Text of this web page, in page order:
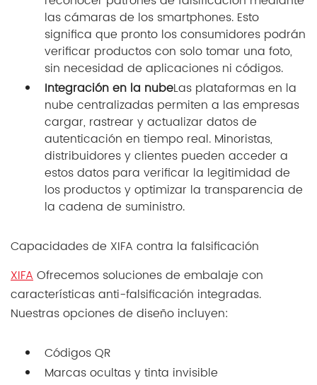
las cámaras de los smartphones. Esto
significa que pronto los consumidores podrán
verificar productos con solo tomar una foto,
sin necesidad de aplicaciones ni códigos.
Integración en la nubeLas plataformas en la
nube centralizadas permiten a las empresas
cargar, rastrear y actualizar datos de
autenticación en tiempo real. Minoristas,
distribuidores y clientes pueden acceder a
estos datos para verificar la legitimidad de
los productos y optimizar la transparencia de
la cadena de suministro.
Capacidades de XIFA contra la falsificación
XIFAOfrecemos soluciones de embalaje con
características anti-falsificación integradas.
Nuestras opciones de diseño incluyen:
Códigos QR
Marcas ocultas y tinta invisible